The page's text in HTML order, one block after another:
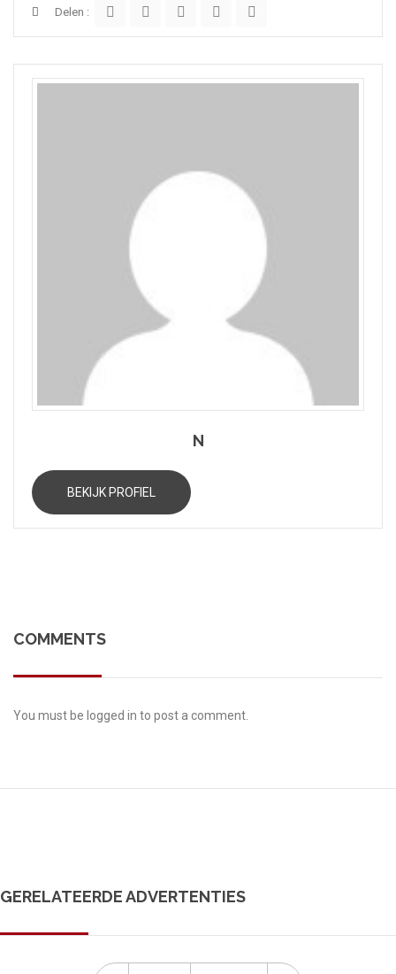
Delen :
N
BEKIJK PROFIEL
COMMENTS
You must be logged in to post a comment.
GERELATEERDE ADVERTENTIES